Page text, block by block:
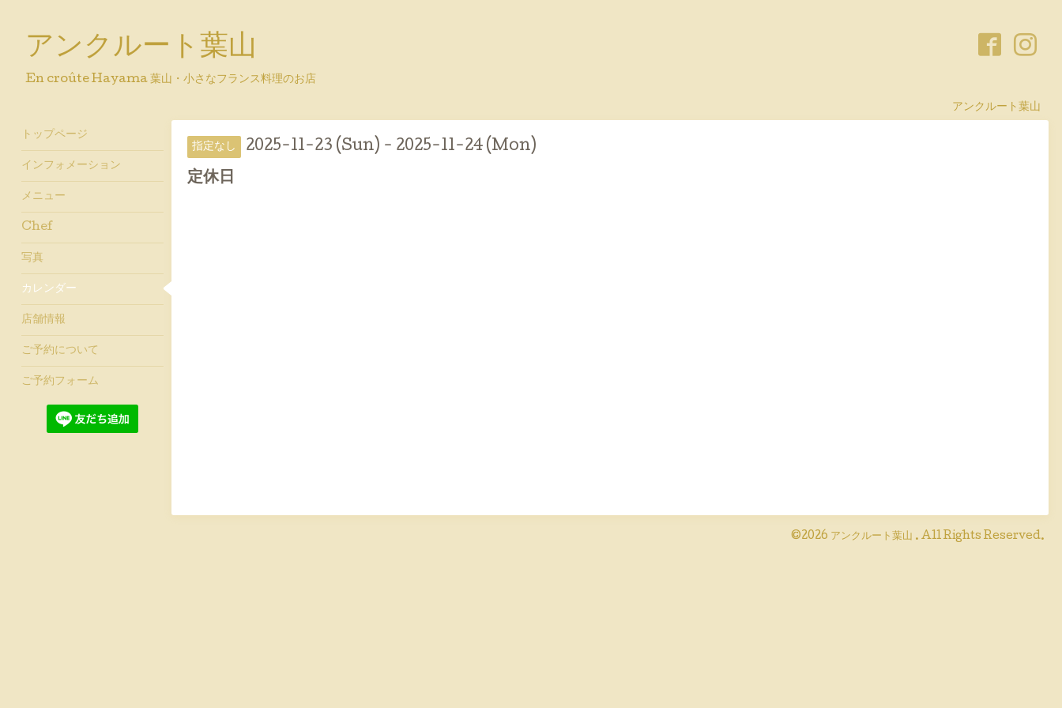
アンクルート葉山
En croûte Hayama 葉山・小さなフランス料理のお店
アンクルート葉山
指定なし 2025-11-23 (Sun) - 2025-11-24 (Mon)
定休日
©2026 アンクルート葉山 . All Rights Reserved.
トップページ
インフォメーション
メニュー
Chef
写真
カレンダー
店舗情報
ご予約について
ご予約フォーム